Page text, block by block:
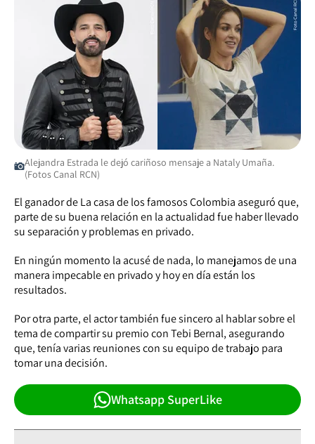
Alejandra Estrada le dejó cariñoso mensaje a Nataly Umaña.
(Fotos Canal RCN)
El ganador de La casa de los famosos Colombia aseguró que,
parte de su buena relación en la actualidad fue haber llevado
su separación y problemas en privado.
En ningún momento la acusé de nada, lo manejamos de una
manera impecable en privado y hoy en día están los
resultados.
Por otra parte, el actor también fue sincero al hablar sobre el
tema de compartir su premio con Tebi Bernal, asegurando
que, tenía varias reuniones con su equipo de trabajo para
tomar una decisión.
Whatsapp SuperLike